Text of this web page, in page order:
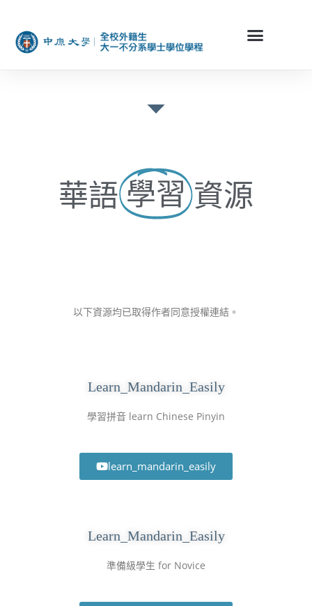
華語 學習 資源
以下資源均已取得作者同意授權連結。
Learn_Mandarin_Easily
學習拼音 learn Chinese Pinyin
learn_mandarin_easily
Learn_Mandarin_Easily
準備級學生 for Novice